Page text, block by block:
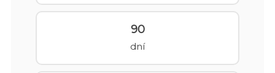
90
dní